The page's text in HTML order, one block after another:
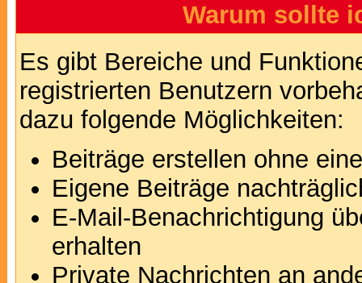
Warum sollte
Es gibt Bereiche und
registrierten Benutzern
dazu folgende Möglichkeiten:
Beiträge erstellen ohne
Eigene Beiträge
E-Mail-Benachrichtigung
erhalten
Private Nachrichten an